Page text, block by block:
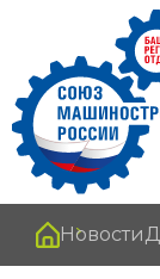
Новости